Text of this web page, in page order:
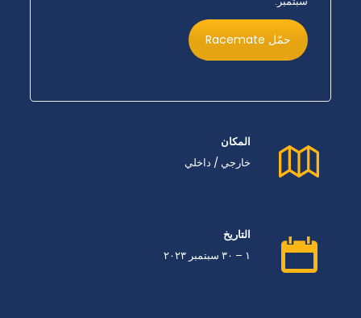
حمّل Racemate
المكان
خارجي / داخلي
التاريخ
١ – ٣٠ سبتمبر ٢٠٢٣